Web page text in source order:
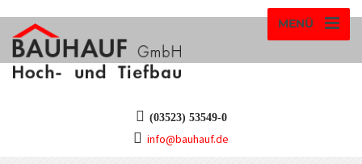
MENÜ
(03523) 53549-0
info@bauhauf.de